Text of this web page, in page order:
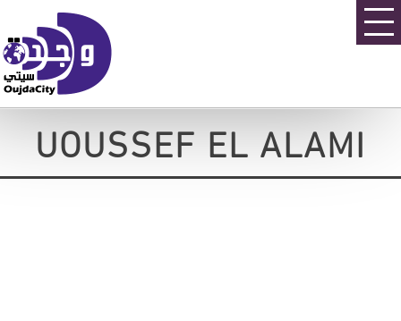
UOUSSEF EL ALAMI